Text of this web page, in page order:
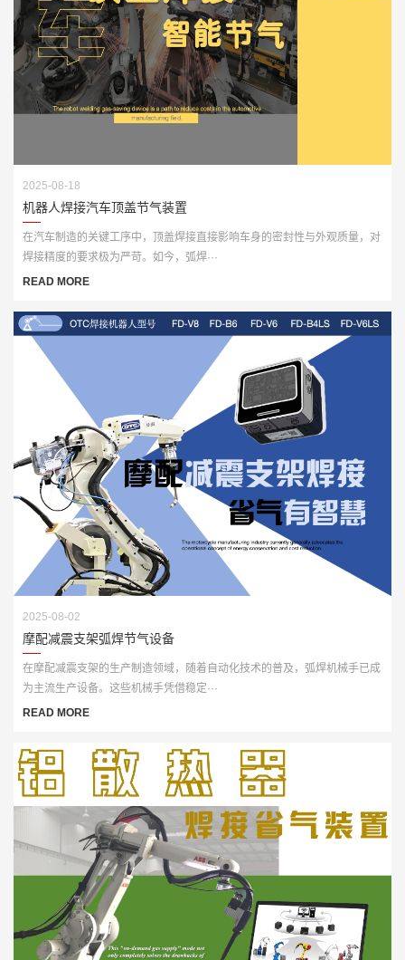
2025-08-18
机器人焊接汽车顶盖节气装置
在汽车制造的关键工序中，顶盖焊接直接影响车身的密封性与外观质量，对
焊接精度的要求极为严苛。如今，弧焊···
READ MORE
2025-08-02
摩配减震支架弧焊节气设备
在摩配减震支架的生产制造领域，随着自动化技术的普及，弧焊机械手已成
为主流生产设备。这些机械手凭借稳定···
READ MORE